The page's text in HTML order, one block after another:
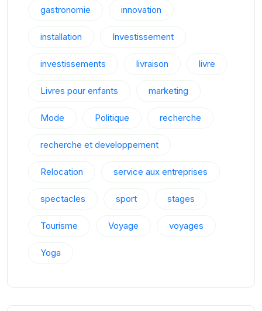
gastronomie innovation
installation Investissement
investissements livraison livre
Livres pour enfants marketing
Mode Politique recherche
recherche et developpement
Relocation service aux entreprises
spectacles sport stages
Tourisme Voyage voyages
Yoga